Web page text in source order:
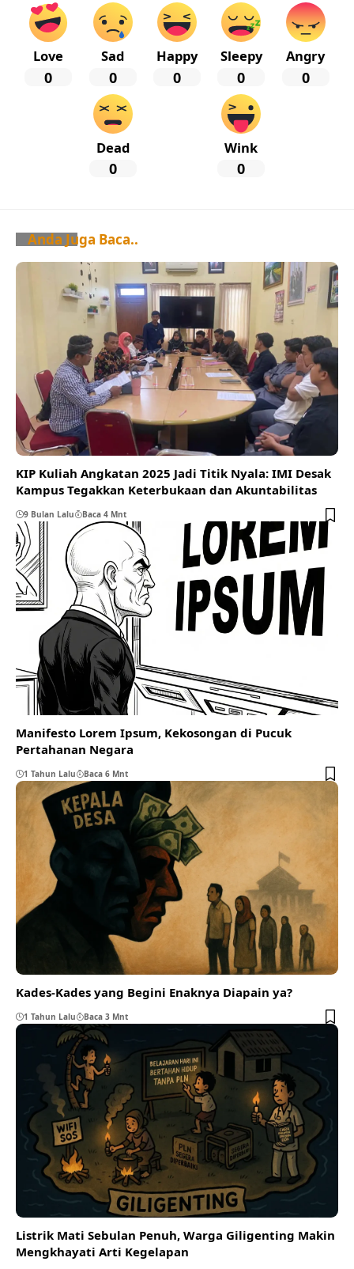
Love
0
Sad
0
Happy
0
Sleepy
0
Angry
0
Dead
0
Wink
0
Anda Juga Baca..
KIP Kuliah Angkatan 2025 Jadi Titik Nyala: IMI Desak
Kampus Tegakkan Keterbukaan dan Akuntabilitas
9 Bulan Lalu Baca 4 Mnt
Manifesto Lorem Ipsum, Kekosongan di Pucuk
Pertahanan Negara
1 Tahun Lalu Baca 6 Mnt
Kades-Kades yang Begini Enaknya Diapain ya?
1 Tahun Lalu Baca 3 Mnt
Listrik Mati Sebulan Penuh, Warga Giligenting Makin
Mengkhayati Arti Kegelapan